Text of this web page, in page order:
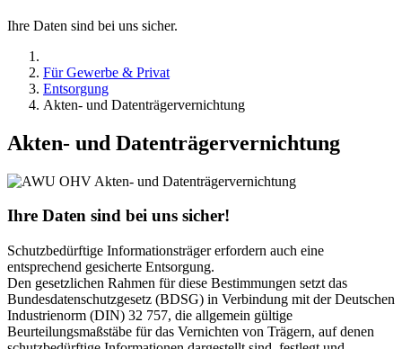
Ihre Daten sind bei uns sicher.
Für Gewerbe & Privat
Entsorgung
Akten- und Datenträgervernichtung
Akten- und Datenträgervernichtung
Ihre Daten sind bei uns sicher!
Schutzbedürftige Informationsträger erfordern auch eine
entsprechend gesicherte Entsorgung.
Den gesetzlichen Rahmen für diese Bestimmungen setzt das
Bundesdatenschutzgesetz (BDSG) in Verbindung mit der Deutschen
Industrienorm (DIN) 32 757, die allgemein gültige
Beurteilungsmaßstäbe für das Vernichten von Trägern, auf denen